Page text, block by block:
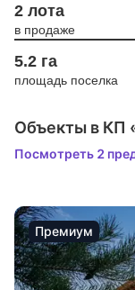
2 лота
в продаже
5.2 га
площадь поселка
Объекты в КП
Посмотреть 2
Премиум